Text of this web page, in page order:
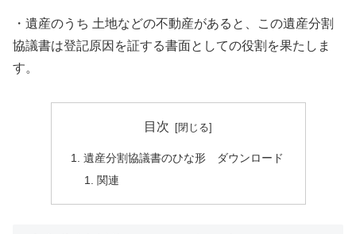
・遺産のうち 土地などの不動産があると、この遺産分割
協議書は登記原因を証する書面としての役割を果たしま
す。
目次
遺産分割協議書のひな形 ダウンロード
関連